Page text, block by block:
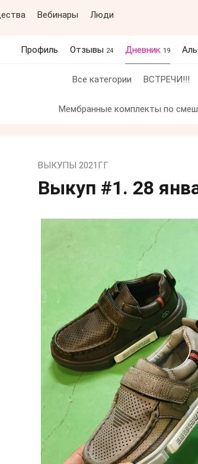
Вебинары Люди
Профиль Отзывы 24 Дневник 19
Все категории ВСТРЕЧИ!!!
Мембранные комплекты по
ВЫКУПЫ 2021ГГ
Выкуп #1. 28